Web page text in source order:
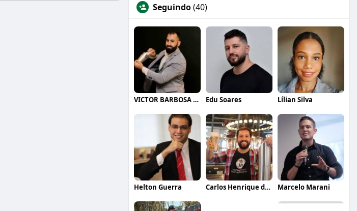
Seguindo(40)
VICTOR BARBOSA QUARANTA Edu Soares Lílian Silva
Helton Guerra Carlos Henrique de Faria Vasconcelos Marcelo Marani